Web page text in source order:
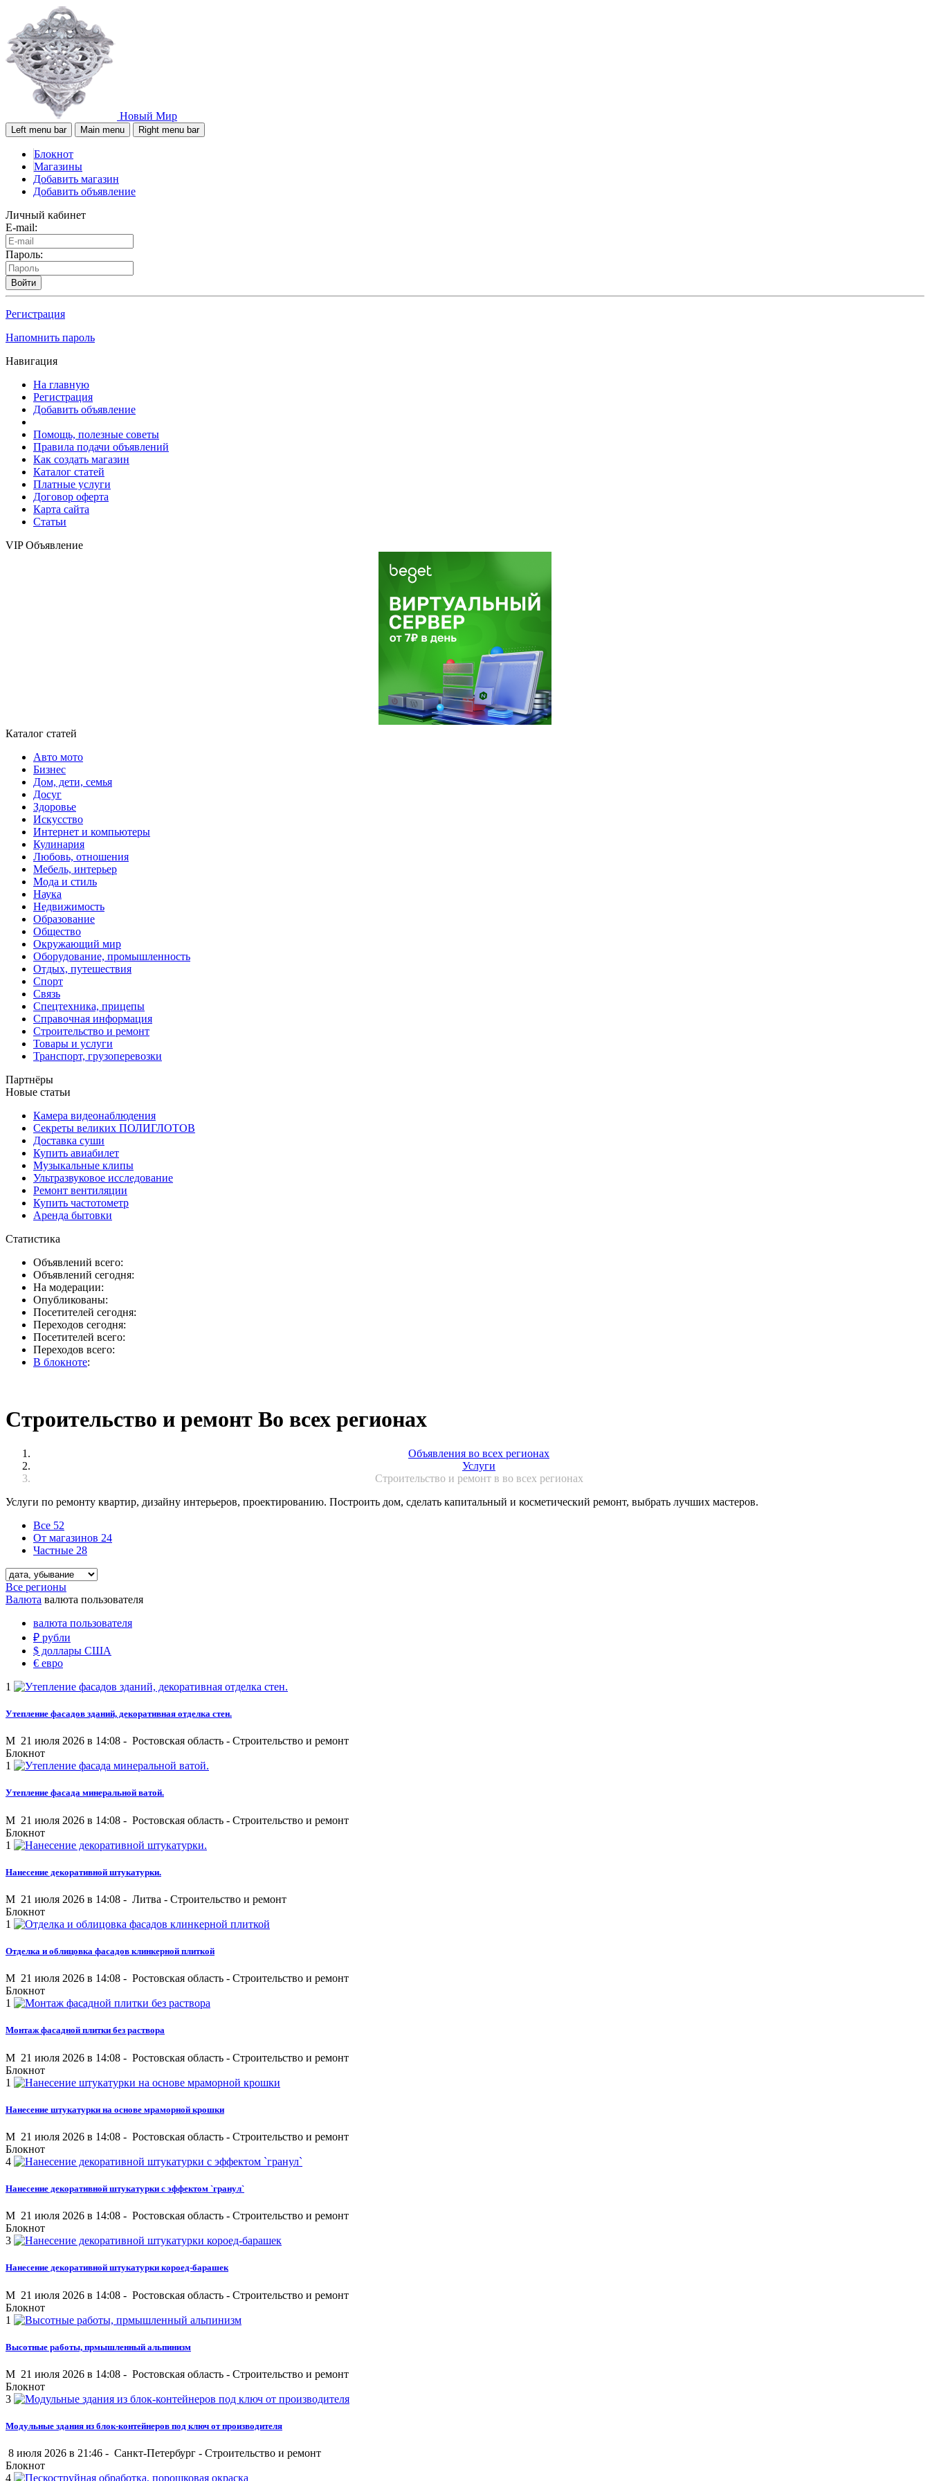
Новый Мир
Left menu bar Main menu Right menu bar
Блокнот
Магазины
Добавить магазин
Добавить объявление
Личный кабинет
E-mail:
Пароль:
Войти
Регистрация
Напомнить пароль
Навигация
На главную
Регистрация
Добавить объявление
Помощь, полезные советы
Правила подачи объявлений
Как создать магазин
Каталог статей
Платные услуги
Договор оферта
Карта сайта
Статьи
VIP Объявление
Каталог статей
Авто мото
Бизнес
Дом, дети, семья
Досуг
Здоровье
Искусство
Интернет и компьютеры
Кулинария
Любовь, отношения
Мебель, интерьер
Мода и стиль
Наука
Недвижимость
Образование
Общество
Окружающий мир
Оборудование, промышленность
Отдых, путешествия
Спорт
Связь
Спецтехника, прицепы
Справочная информация
Строительство и ремонт
Товары и услуги
Транспорт, грузоперевозки
Партнёры
Новые статьи
Камера видеонаблюдения
Секреты великих ПОЛИГЛОТОВ
Доставка суши
Купить авиабилет
Музыкальные клипы
Ультразвуковое исследование
Ремонт вентиляции
Купить частотометр
Аренда бытовки
Статистика
Объявлений всего:
Объявлений сегодня:
На модерации:
Опубликованы:
Посетителей сегодня:
Переходов сегодня:
Посетителей всего:
Переходов всего:
В блокноте:
Строительство и ремонт Во всех регионах
Объявления во всех регионах
Услуги
Строительство и ремонт в во всех регионах
Услуги по ремонту квартир, дизайну интерьеров, проектированию. Построить дом, сделать капитальный и косметический ремонт, выбрать лучших мастеров.
Все 52
От магазинов 24
Частные 28
Все регионы
Валюта валюта пользователя
валюта пользователя
₽ рубли
$ доллары США
€ евро
1
Утепление фасадов зданий, декоративная отделка стен.
M 21 июля 2026 в 14:08 - Ростовская область - Строительство и ремонт
Блокнот
1
Утепление фасада минеральной ватой.
M 21 июля 2026 в 14:08 - Ростовская область - Строительство и ремонт
Блокнот
1
Нанесение декоративной штукатурки.
M 21 июля 2026 в 14:08 - Литва - Строительство и ремонт
Блокнот
1
Отделка и облицовка фасадов клинкерной плиткой
M 21 июля 2026 в 14:08 - Ростовская область - Строительство и ремонт
Блокнот
1
Монтаж фасадной плитки без раствора
M 21 июля 2026 в 14:08 - Ростовская область - Строительство и ремонт
Блокнот
1
Нанесение штукатурки на основе мраморной крошки
M 21 июля 2026 в 14:08 - Ростовская область - Строительство и ремонт
Блокнот
4
Нанесение декоративной штукатурки с эффектом `гранул`
M 21 июля 2026 в 14:08 - Ростовская область - Строительство и ремонт
Блокнот
3
Нанесение декоративной штукатурки короед-барашек
M 21 июля 2026 в 14:08 - Ростовская область - Строительство и ремонт
Блокнот
1
Высотные работы, прмышленный альпинизм
M 21 июля 2026 в 14:08 - Ростовская область - Строительство и ремонт
Блокнот
3
Модульные здания из блок-контейнеров под ключ от производителя
8 июля 2026 в 21:46 - Санкт-Петербург - Строительство и ремонт
Блокнот
4